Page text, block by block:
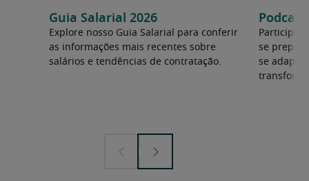
Guia Salarial 2026
Explore nosso Guia Salarial para conferir
as informações mais recentes sobre
salários e tendências de contratação.
Participe
se
se